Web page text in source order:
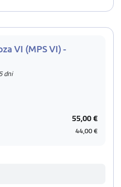
VI (MPS VI) -
dni
55,00 €
44,00 €